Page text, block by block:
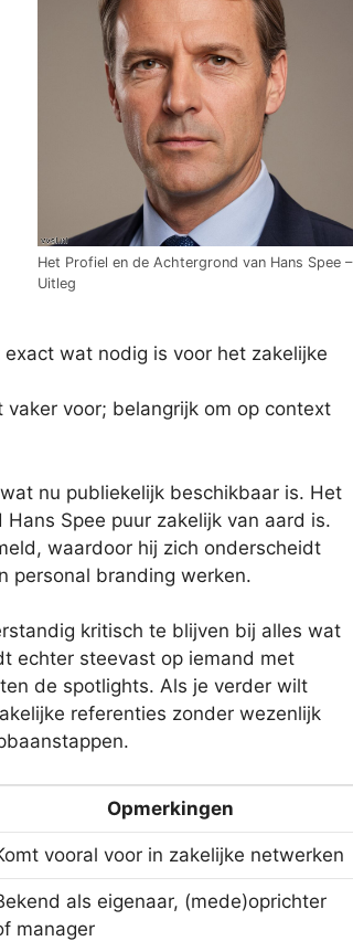
Het Profiel en de Achtergrond van Hans Spee –
Uitleg
wat nodig is voor het zakelijke
vaker voor; belangrijk om op context
nu publiekelijk beschikbaar is. Het
Hans Spee puur zakelijk van aard is.
waardoor hij zich onderscheidt
personal branding werken.
kritisch te blijven bij alles wat
echter steevast op iemand met
de spotlights. Als je verder wilt
referenties zonder wezenlijk
Opmerkingen
vooral voor in zakelijke netwerken
als eigenaar, (mede)oprichter
manager